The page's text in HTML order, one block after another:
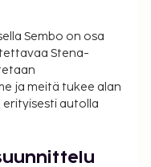
Sembo on osa
Stena-
ja meitä tukee alan
autolla